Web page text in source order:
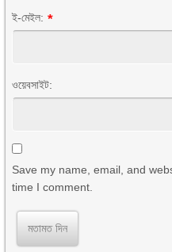
ই-মেইল: *
ওয়েবসাইট:
Save my name, email, and
time I comment.